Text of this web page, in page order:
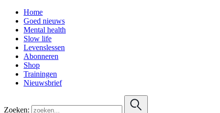
Home
Goed nieuws
Mental health
Slow life
Levenslessen
Abonneren
Shop
Trainingen
Nieuwsbrief
Zoeken: